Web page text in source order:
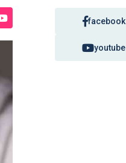
facebook
youtube